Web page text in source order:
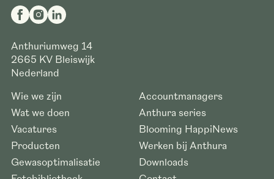
Anthuriumweg 14
2665 KV Bleiswijk
Nederland
Wie we zijn
Wat we doen
Vacatures
Producten
Gewasoptimalisatie
Accountmanagers
Anthura series
Blooming HappiNews
Werken bij Anthura
Downloads